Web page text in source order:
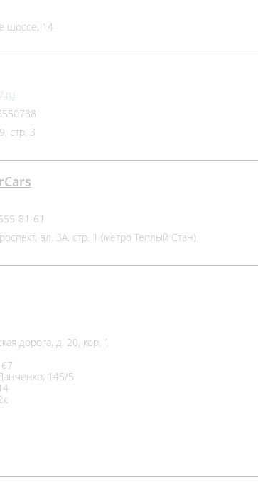
шоссе, 14
стр. 3
81-61
вл. 3А, стр. 1 (метро Теплый Стан)
дорога, д. 20, кор. 1
145/5